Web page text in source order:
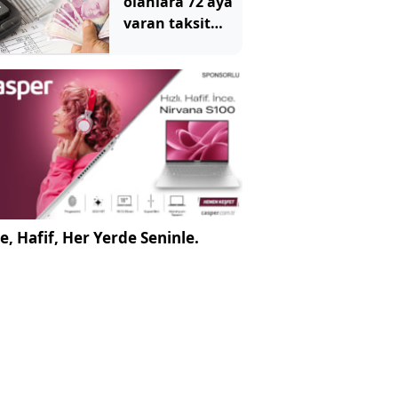
varan taksit
Hafif, Her Yerde Seninle.